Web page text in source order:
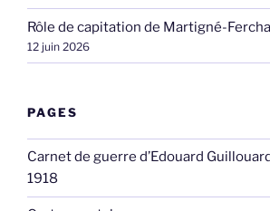
Rôle de capitation de Martigné-
12 juin 2026
PAGES
Carnet de guerre d’Edouard
1918